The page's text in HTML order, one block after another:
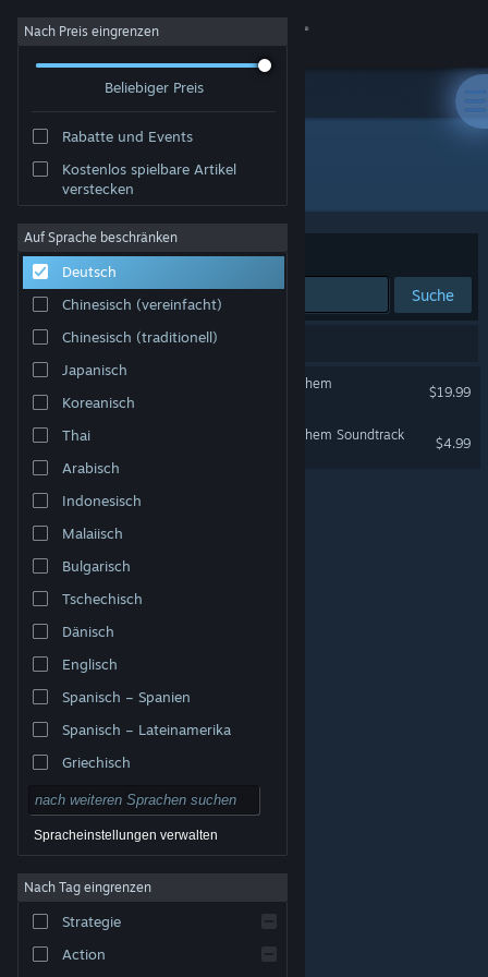
Anmelden
Info
Support
Sprache ändern
Steam-Mobile-App herunterladen
Desktopversion anzeigen
© Valve Corporation. Alle Rechte vorbehalten. Alle
USA und anderen Ländern.
Rechtliches
Barrierefreiheit
Nutzungsvertrag
Nach Preis eingrenzen
Beliebiger Preis
Rabatte und Events
Kostenlos spielbare Artikel
verstecken
Auf Sprache beschränken
Deutsch
Chinesisch (vereinfacht)
Chinesisch (traditionell)
Japanisch
Koreanisch
Thai
Arabisch
Indonesisch
Malaiisch
Bulgarisch
Tschechisch
Dänisch
Englisch
Spanisch – Spanien
Spanisch – Lateinamerika
Griechisch
Spracheinstellungen verwalten
Nach Tag eingrenzen
Strategie
Action
Entwickler: Timelock Studio
Sortieren nach Relevanz
Suche
2 Ergebnisse entsprechen Ihrer Suche.
Serious Sam: Siberian Mayhem
$19.99
Serious Sam: Siberian Mayhem Soundtrack
$4.99